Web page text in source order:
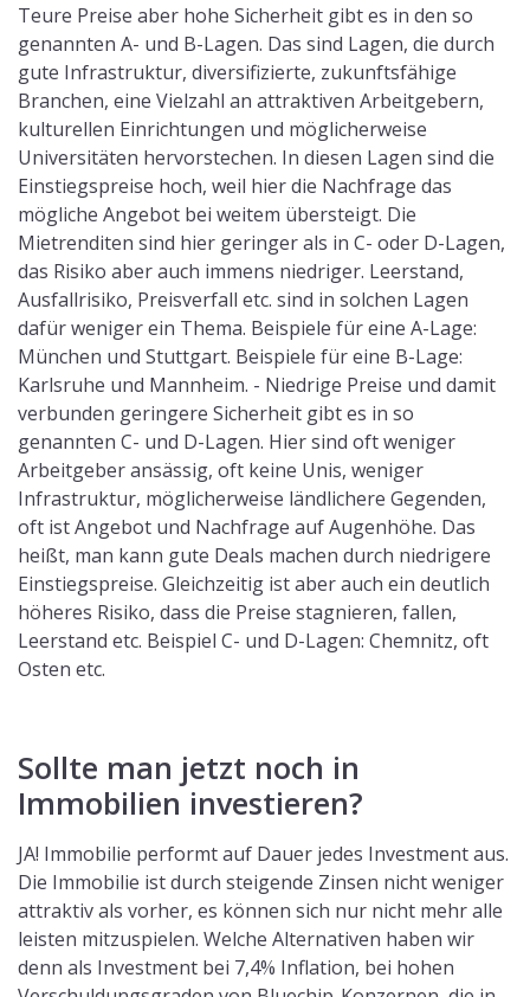
Teure Preise aber hohe Sicherheit gibt es in den so
genannten A- und B-Lagen. Das sind Lagen, die durch
gute Infrastruktur, diversifizierte, zukunftsfähige
Branchen, eine Vielzahl an attraktiven Arbeitgebern,
kulturellen Einrichtungen und möglicherweise
Universitäten hervorstechen. In diesen Lagen sind die
Einstiegspreise hoch, weil hier die Nachfrage das
mögliche Angebot bei weitem übersteigt. Die
Mietrenditen sind hier geringer als in C- oder D-Lagen,
das Risiko aber auch immens niedriger. Leerstand,
Ausfallrisiko, Preisverfall etc. sind in solchen Lagen
dafür weniger ein Thema. Beispiele für eine A-Lage:
München und Stuttgart. Beispiele für eine B-Lage:
Karlsruhe und Mannheim. - Niedrige Preise und damit
verbunden geringere Sicherheit gibt es in so
genannten C- und D-Lagen. Hier sind oft weniger
Arbeitgeber ansässig, oft keine Unis, weniger
Infrastruktur, möglicherweise ländlichere Gegenden,
oft ist Angebot und Nachfrage auf Augenhöhe. Das
heißt, man kann gute Deals machen durch niedrigere
Einstiegspreise. Gleichzeitig ist aber auch ein deutlich
höheres Risiko, dass die Preise stagnieren, fallen,
Leerstand etc. Beispiel C- und D-Lagen: Chemnitz, oft
Osten etc.
Sollte man jetzt noch in
Immobilien investieren?
JA! Immobilie performt auf Dauer jedes Investment aus.
Die Immobilie ist durch steigende Zinsen nicht weniger
attraktiv als vorher, es können sich nur nicht mehr alle
leisten mitzuspielen. Welche Alternativen haben wir
denn als Investment bei 7,4% Inflation, bei hohen